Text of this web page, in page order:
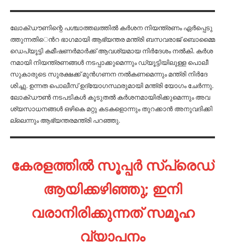
ലോ​ക്​​ഡൗ​ണി​ന്റെ പ​ശ്ചാ​ത്ത​ല​ത്തി​ല്‍ ക​ര്‍​ശ​ന നി​യ​ന്ത്ര​ണം ഏ​ര്‍​പ്പെ​ടു​
ത്തു​ന്ന​തി​െന്‍റ ഭാ​ഗ​മാ​യി ആ​ഭ്യ​ന്ത​ര മ​ന്ത്രി ബ​സ​വ​രാ​ജ് ബൊ​മ്മൈ
ഡെ​പ്യൂ​ട്ടി ക​മീ​ഷ​ണ​ര്‍​മാ​ര്‍​ക്ക് ആ​വ​ശ്യ​മാ​യ നി​ര്‍​ദേ​ശം ന​ല്‍​കി. ക​ര്‍​ശ​
ന​മാ​യി നി​യ​ന്ത്ര​ണ​ങ്ങ​ള്‍ ന​ട​പ്പാ​ക്കു​മെ​ന്നും ഡ്യൂ​ട്ടി​യി​ലു​ള്ള പൊ​ലീ​
സു​കാ​രു​ടെ സു​ര​ക്ഷ​ക്ക് മു​ന്‍​ഗ​ണ​ന ന​ല്‍​ക​ണ​മെ​ന്നും മ​ന്ത്രി നി​ര്‍​ദേ​
ശി​ച്ചു. ഉ​ന്ന​ത പൊ​ലീ​സ് ഉ​ദ്യോ​ഗ​സ്ഥ​രു​മാ​യി മ​ന്ത്രി യോ​ഗം ചേ​ര്‍​ന്നു.
ലോ​ക്ഡൗ​ണ്‍ ന​ട​പ​ടി​ക​ള്‍ കൂ​ടു​ത​ല്‍ ക​ര്‍ശ​ന​മാ​യി​രി​ക്കു​മെ​ന്നും അ​വ​
ശ്യ​സാ​ധ​ന​ങ്ങ​ള്‍ ഒ​ഴി​കെ മ​റ്റു ക​ട​ക​ളൊ​ന്നും തു​റ​ക്കാ​ന്‍ അ​നു​വ​ദി​ക്കി​
ല്ലെ​ന്നും ആ​ഭ്യ​ന്ത​ര​മ​ന്ത്രി പ​റ​ഞ്ഞു.
കേരളത്തിൽ സൂപ്പർ സ്‌പ്രെഡ്
ആയിക്കഴിഞ്ഞു; ഇനി
വരാനിരിക്കുന്നത് സമൂഹ
വ്യാപനം